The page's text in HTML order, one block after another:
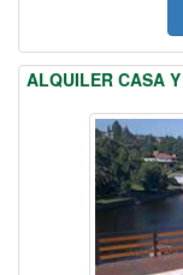
ALQUILER CASA